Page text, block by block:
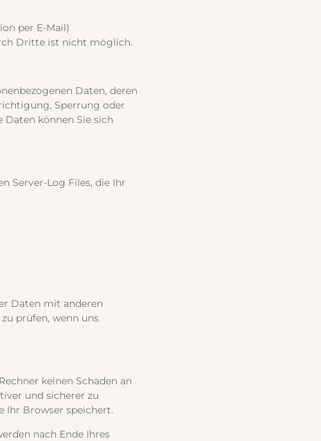
per E-Mail)
Dritte ist nicht möglich.
Daten, deren
Sperrung oder
Daten können Sie sich
Server-Log Files, die Ihr
Daten mit anderen
prüfen, wenn uns
keinen Schaden an
und sicherer zu
Ihr Browser speichert.
nach Ende Ihres